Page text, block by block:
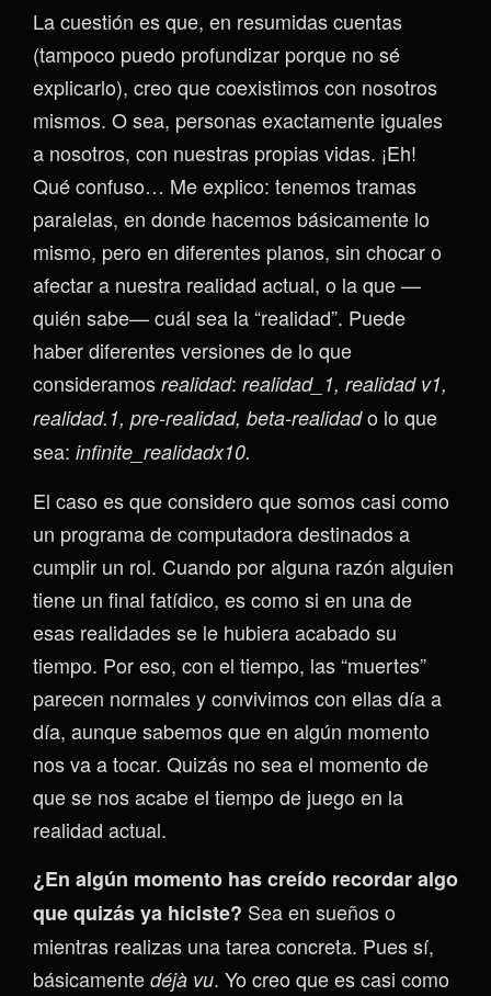
La cuestión es que, en resumidas cuentas
(tampoco puedo profundizar porque no sé
explicarlo), creo que coexistimos con nosotros
mismos. O sea, personas exactamente iguales
a nosotros, con nuestras propias vidas. ¡Eh!
Qué confuso… Me explico: tenemos tramas
paralelas, en donde hacemos básicamente lo
mismo, pero en diferentes planos, sin chocar o
afectar a nuestra realidad actual, o la que —
quién sabe— cuál sea la “realidad”. Puede
haber diferentes versiones de lo que
consideramos realidad: realidad_1, realidad v1,
realidad.1, pre-realidad, beta-realidado lo que
sea: infinite_realidadx10.
El caso es que considero que somos casi como
un programa de computadora destinados a
cumplir un rol. Cuando por alguna razón alguien
tiene un final fatídico, es como si en una de
esas realidades se le hubiera acabado su
tiempo. Por eso, con el tiempo, las “muertes”
parecen normales y convivimos con ellas día a
día, aunque sabemos que en algún momento
nos va a tocar. Quizás no sea el momento de
que se nos acabe el tiempo de juego en la
realidad actual.
¿En algún momento has creído recordar algo
que quizás ya hiciste? Sea en sueños o
mientras realizas una tarea concreta. Pues sí,
básicamente déjà vu. Yo creo que es casi como